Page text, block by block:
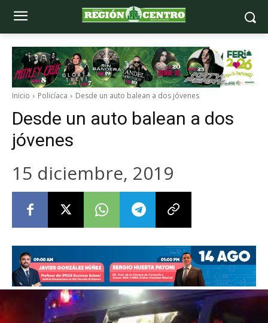
Inicio Policíaca Desde un auto balean a dos jóvenes
Desde un auto balean a dos
jóvenes
15 diciembre, 2019